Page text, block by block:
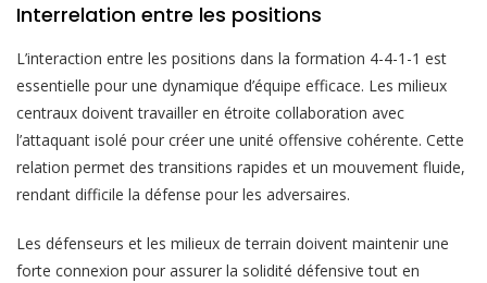
Interrelation entre les positions
L’interaction entre les positions dans la formation 4-4-1-1 est
essentielle pour une dynamique d’équipe efficace. Les milieux
centraux doivent travailler en étroite collaboration avec
l’attaquant isolé pour créer une unité offensive cohérente. Cette
relation permet des transitions rapides et un mouvement fluide,
rendant difficile la défense pour les adversaires.
Les défenseurs et les milieux de terrain doivent maintenir une
forte connexion pour assurer la solidité défensive tout en